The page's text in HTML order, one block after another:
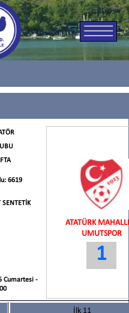
6619
Cumartesi -
ATATÜRK
UMUTSPOR
1
İlk 11